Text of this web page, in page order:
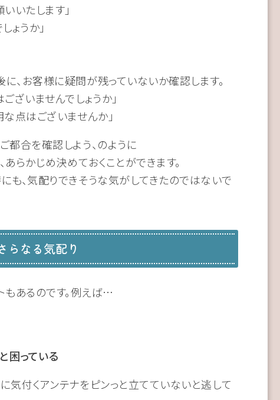
いたします」
ょうか」
、お客様に疑問が残っていないか確認します。
ざいませんでしょうか」
点はございませんか」
都合を確認しよう、のように
らかじめ決めておくことができます。
も、気配りできそうな気がしてきたのではないで
らなる気配り
もあるのです。例えば…
困っている
気付くアンテナをピンっと立てていないと逃して